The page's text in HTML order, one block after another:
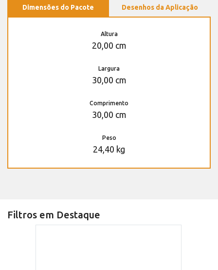
Dimensões do Pacote Desenhos da Aplicação
Altura
20,00 cm
Largura
30,00 cm
Comprimento
30,00 cm
Peso
24,40 kg
Filtros em Destaque